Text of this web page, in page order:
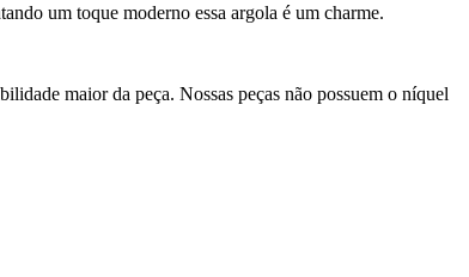
um toque moderno essa argola é um charme.
maior da peça. Nossas peças não possuem o níquel